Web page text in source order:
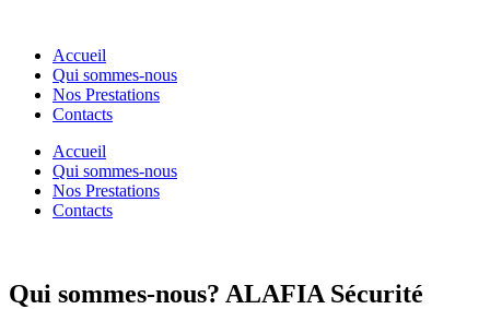
Accueil
Qui sommes-nous
Nos Prestations
Contacts
Accueil
Qui sommes-nous
Nos Prestations
Contacts
Qui sommes-nous? ALAFIA Sécurité